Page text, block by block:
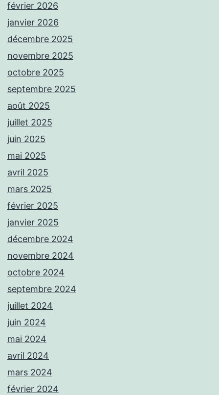
février 2026
janvier 2026
décembre 2025
novembre 2025
octobre 2025
septembre 2025
août 2025
juillet 2025
juin 2025
mai 2025
avril 2025
mars 2025
février 2025
janvier 2025
décembre 2024
novembre 2024
octobre 2024
septembre 2024
juillet 2024
juin 2024
mai 2024
avril 2024
mars 2024
février 2024